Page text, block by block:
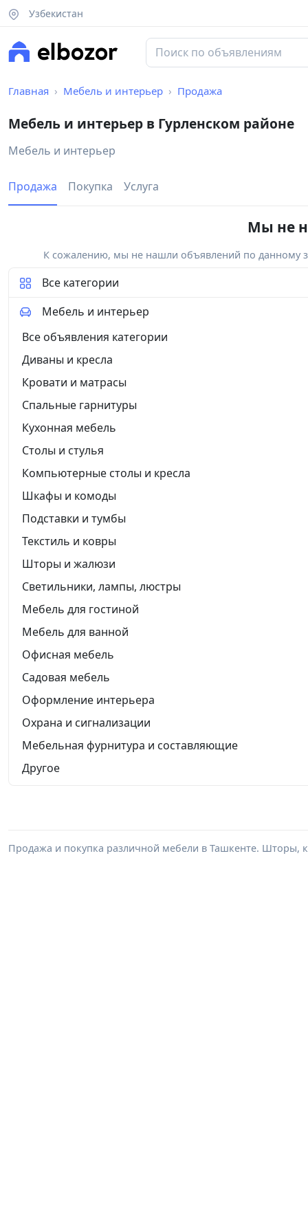
Узбекистан
Главная Мебель и интерьер Продажа
Мебель и интерьер в Гурленском районе
Мебель и интерьер
Продажа Покупка Услуга
Мы не
К сожалению, мы не нашли объявлений по данному
Все категории
Мебель и интерьер
Все объявления категории
Диваны и кресла
Кровати и матрасы
Спальные гарнитуры
Кухонная мебель
Столы и стулья
Компьютерные столы и кресла
Шкафы и комоды
Подставки и тумбы
Текстиль и ковры
Шторы и жалюзи
Светильники, лампы, люстры
Мебель для гостиной
Мебель для ванной
Офисная мебель
Садовая мебель
Оформление интерьера
Охрана и сигнализации
Мебельная фурнитура и составляющие
Другое
Продажа и покупка различной мебели в Ташкенте. Шторы,